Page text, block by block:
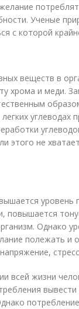
Ученые
с которой
веществ в
хрома и меди.
углеводах
этого не
уровень
повышается
Однако
полежать и
всей жизни
вывести